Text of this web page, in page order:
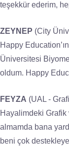
teşekkür ederim,
ZEYNEP (City
Happy
Üniversitesi
oldum. Happy
FEYZA (UAL -
Hayalimdeki Grafik
almamda bana
beni çok